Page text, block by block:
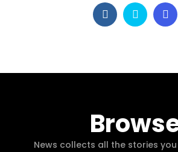
News collects all the stories